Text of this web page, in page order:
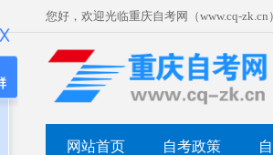
您好，欢迎光临重庆自考网（www.cq-zk.cn
网站首页 自考政策